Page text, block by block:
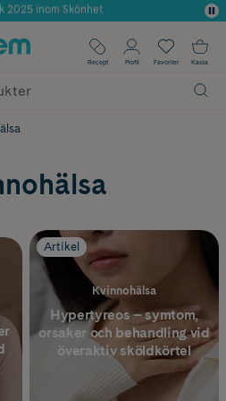
2025 inom Skönhet
för 20% över 649kr
✓ Fri frakt
på alla köp*
Recept Profil Favoriter Kassa
Artikel
Kvinnohälsa
Hypertyreos – symtom,
orsaker och behandling vid
överaktiv sköldkörtel